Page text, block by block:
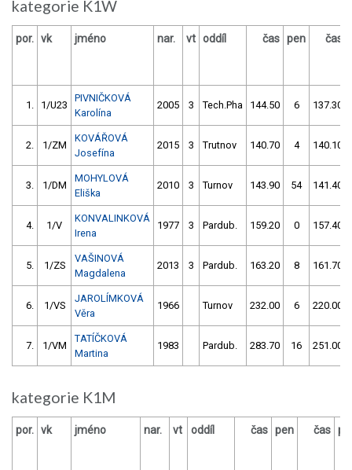
kategorie K1W
por. vk jméno nar. vt oddíl čas pen čas
1. 1/U23
PIVNIČKOVÁ
Karolína
2005 3 Tech.Pha 144.50 6 137.30
2. 1/ZM
KOVÁŘOVÁ
Josefína
2015 3 Trutnov 140.70 4 140.10
3. 1/DM
MOHYLOVÁ
Eliška
2010 3 Turnov 143.90 54 141.40
4. 1/V
KONVALINKOVÁ
Irena
1977 3 Pardub. 159.20 0 157.40
5. 1/ZS
VAŠINOVÁ
Magdalena
2013 3 Pardub. 163.20 8 161.70
6. 1/VS
JAROLÍMKOVÁ
Věra
1966 Turnov 232.00 6 220.00
7. 1/VM
TATÍČKOVÁ
Martina
1983 Pardub. 283.70 16 251.00
kategorie K1M
por. vk jméno nar. vt oddíl čas pen čas